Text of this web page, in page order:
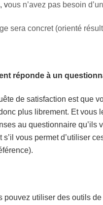
vous n’avez pas besoin
sera concret (orienté
réponde à un
de satisfaction est que
plus librement. Et
au questionnaire qu’ils
s’il vous permet d’utiliser
pouvez utiliser des outils